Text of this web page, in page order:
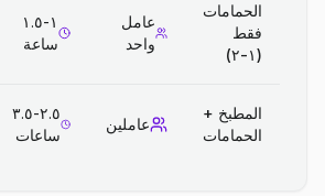
الحمامات
فقط
(١-٢)
عامل
واحد
١-١.٥
ساعة
المطبخ +
الحمامات
عاملين
٢.٥-٣.٥
ساعات